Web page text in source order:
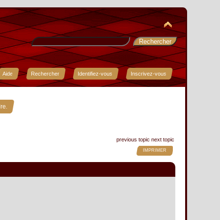
Aide Rechercher Identifiez-vous Inscrivez-vous
»
previous topic next topic
IMPRIMER